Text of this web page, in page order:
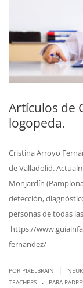
Artículos de
logopeda.
Cristina Arroyo
de Valladolid.
Monjardín
detección,
personas de todas
https://
fernandez/
POR PIXELBRAIN
TEACHERS
. PARA